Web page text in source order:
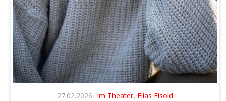
27.02.2026 Im Theater, Elias Eisold